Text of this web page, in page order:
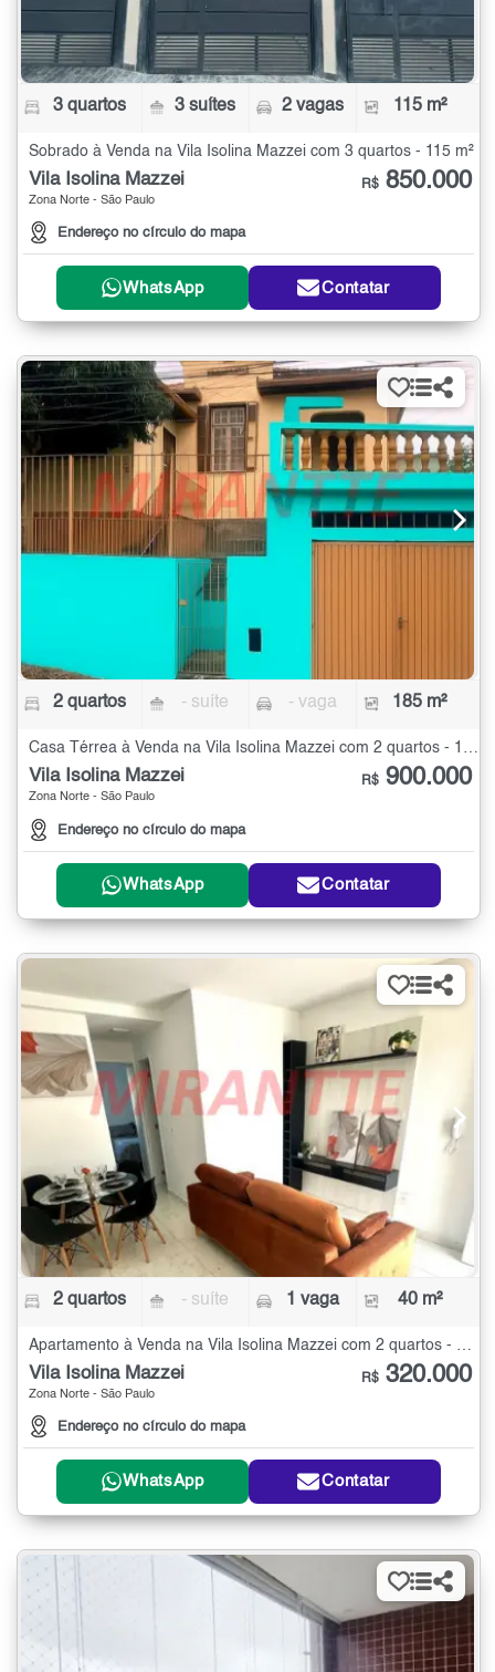
3 quartos 3 suítes 2 vagas 115 m²
Sobrado à Venda na Vila Isolina Mazzei com 3 quartos - 115 m²
Vila Isolina Mazzei
Zona Norte - São Paulo
Endereço no círculo do mapa
R$ 850.000
WhatsApp Contatar
2 quartos - suíte - vaga 185 m²
Casa Térrea à Venda na Vila Isolina Mazzei com 2 quartos - 185 m²
Vila Isolina Mazzei
Zona Norte - São Paulo
Endereço no círculo do mapa
R$ 900.000
WhatsApp Contatar
2 quartos - suíte 1 vaga 40 m²
Vila Isolina Mazzei
Zona Norte - São Paulo
Endereço no círculo do mapa
R$ 320.000
WhatsApp Contatar